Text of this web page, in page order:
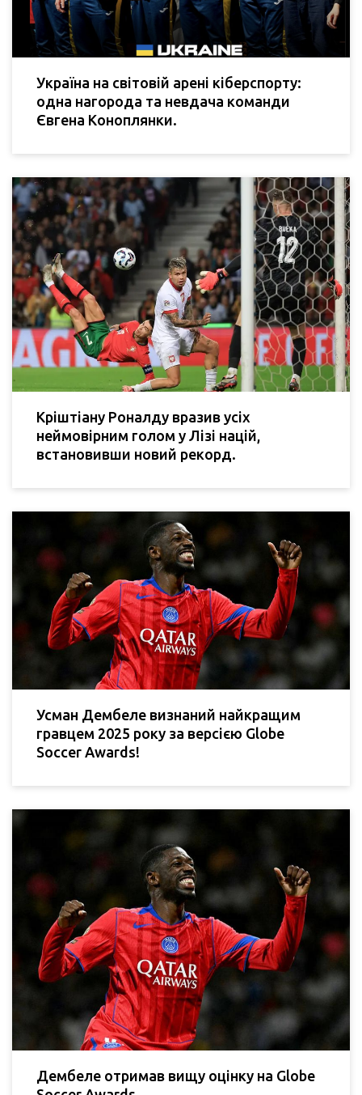
Україна на світовій арені кіберспорту:
одна нагорода та невдача команди
Євгена Коноплянки.
Кріштіану Роналду вразив усіх
неймовірним голом у Лізі націй,
встановивши новий рекорд.
Усман Дембеле визнаний найкращим
гравцем 2025 року за версією Globe
Soccer Awards!
Дембеле отримав вищу оцінку на Globe